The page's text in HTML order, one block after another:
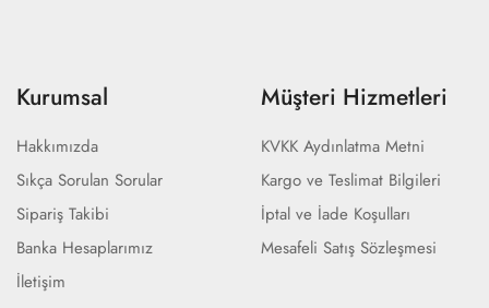
Kurumsal
Hakkımızda
Sıkça Sorulan Sorular
Sipariş Takibi
Banka Hesaplarımız
İletişim
Müşteri Hizmetleri
KVKK Aydınlatma Metni
Kargo ve Teslimat Bilgileri
İptal ve İade Koşulları
Mesafeli Satış Sözleşmesi